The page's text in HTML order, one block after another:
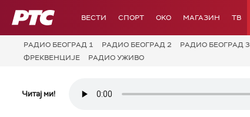
РТС ВЕСТИ СПОРТ OKO МАГАЗИН ТВ
РАДИО БЕОГРАД 1 РАДИО БЕОГРАД 2 РАДИО БЕОГРАД 3
ФРЕКВЕНЦИЈЕ
РАДИО УЖИВО
Читај ми!